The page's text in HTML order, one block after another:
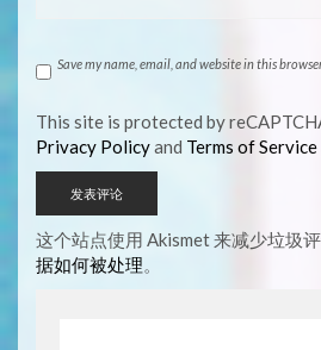
Save my name, email, and website in this
This site is protected by
Privacy Policyand Terms of Service
这个站点使用 Akismet 来减少垃圾评
据如何被处理。